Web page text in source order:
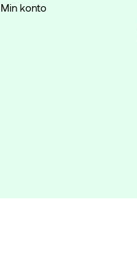
Min konto